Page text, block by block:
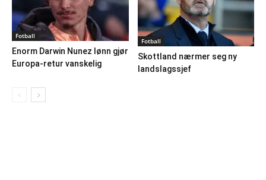
Fotball
Enorm Darwin Nunez lønn gjør
Europa-retur vanskelig
Fotball
Skottland nærmer seg ny
landslagssjef